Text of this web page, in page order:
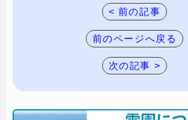
< 前の記事
前のページへ戻る
次の記事 >